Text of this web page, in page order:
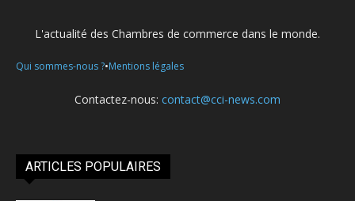
L'actualité des Chambres de commerce dans le monde.
Qui sommes-nous ?•Mentions légales
Contactez-nous: contact@cci-news.com
ARTICLES POPULAIRES